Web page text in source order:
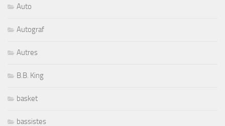
Auto
Autograf
Autres
B.B. King
basket
bassistes